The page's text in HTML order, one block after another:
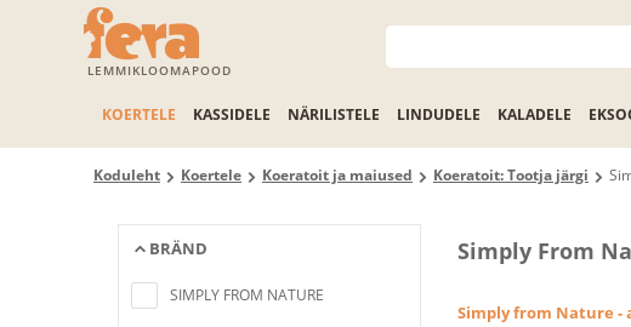
LEMMIKLOOMAPOOD
KOERTELE KASSIDELE NÄRILISTELE LINDUDELE KALADELE
Koduleht Koertele Koeratoit ja maiused Koeratoit: Tootja järgi
BRÄND
criteria
SIMPLY FROM NATURE
Simply From
Simply from Nature